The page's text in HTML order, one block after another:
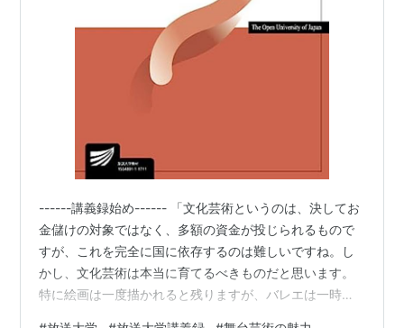
------講義録始め------ 「文化芸術というのは、決してお
金儲けの対象ではなく、多額の資金が投じられるもので
すが、これを完全に国に依存するのは難しいですね。し
かし、文化芸術は本当に育てるべきものだと思います。
特に絵画は一度描かれると残りますが、バレエは一時的